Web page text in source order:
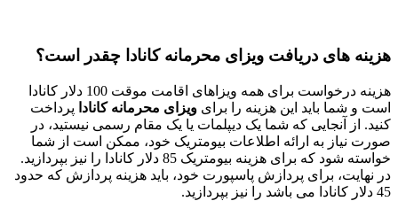
هزینه های دریافت ویزای محرمانه کانادا چقدر است؟
هزینه درخواست برای همه ویزاهای اقامت موقت 100 دلار کانادا
است و شما باید این هزینه را برای ویزای محرمانه کانادا پرداخت
کنید. از آنجایی که شما یک دیپلمات یا یک مقام رسمی نیستید، در
صورت نیاز به ارائه اطلاعات بیومتریک خود، ممکن است از شما
خواسته شود که برای هزینه بیومتریک 85 دلار کانادا را نیز بپردازید.
در نهایت، برای پردازش پاسپورت خود، باید هزینه پردازش که حدود
45 دلار کانادا می باشد را نیز بپردازید.